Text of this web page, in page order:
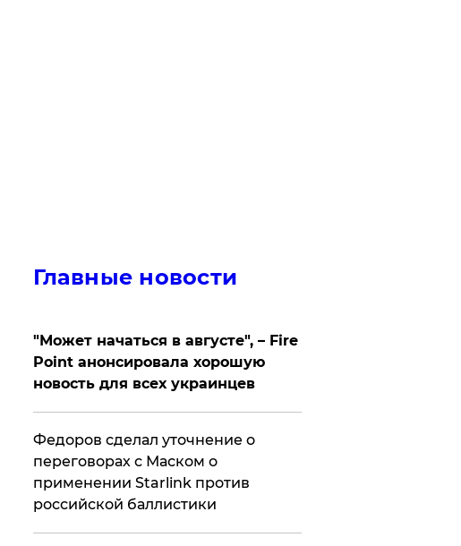
Главные новости
"Может начаться в августе", – Fire
Point анонсировала хорошую
новость для всех украинцев
Федоров сделал уточнение о
переговорах с Маском о
применении Starlink против
российской баллистики